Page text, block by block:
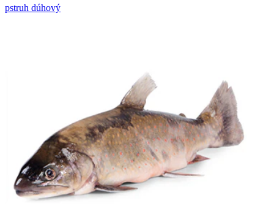
pstruh dúhový